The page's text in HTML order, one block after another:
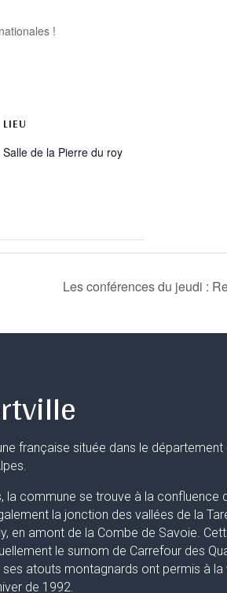
!
LIEU
Salle de la Pierre du roy
Les conférences du jeudi :
française située dans le département
commune se trouve à la confluence
la jonction des vallées de la
en amont de la Combe de Savoie.
le surnom de Carrefour des
atouts montagnards ont permis à la
de 1992.